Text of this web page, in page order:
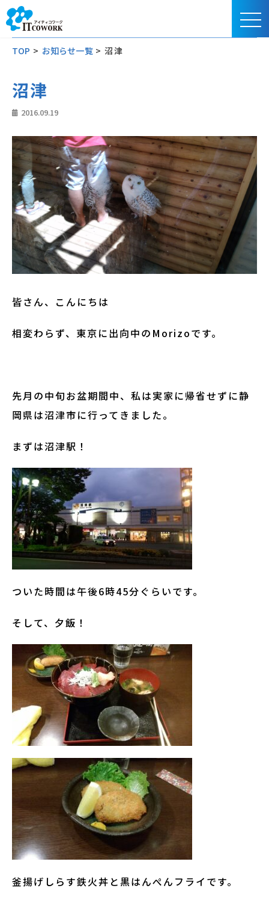
TOP > お知らせ一覧 > 沼津
沼津
2016.09.19
皆さん、こんにちは
相変わらず、東京に出向中のMorizoです。
先月の中旬お盆期間中、私は実家に帰省せずに静
岡県は沼津市に行ってきました。
まずは沼津駅！
ついた時間は午後6時45分ぐらいです。
そして、夕飯！
釜揚げしらす鉄火丼と黒はんぺんフライです。